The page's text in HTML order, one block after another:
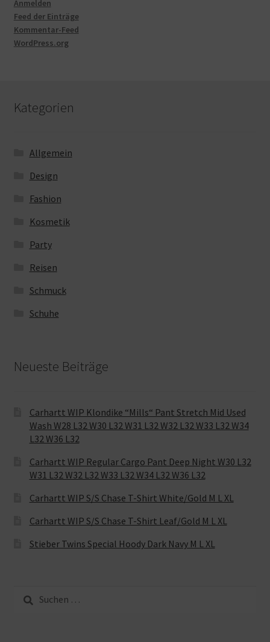
Anmelden
Feed der Einträge
Kommentar-Feed
WordPress.org
Kategorien
Allgemein
Design
Fashion
Kosmetik
Party
Reisen
Schmuck
Schuhe
Neueste Beiträge
Carhartt WIP Klondike “Mills“ Pant Stretch Mid Used
Wash W28 L32 W30 L32 W31 L32 W32 L32 W33 L32 W34
L32 W36 L32
Carhartt WIP Regular Cargo Pant Deep Night W30 L32
W31 L32 W32 L32 W33 L32 W34 L32 W36 L32
Carhartt WIP S/S Chase T-Shirt White/Gold M L XL
Carhartt WIP S/S Chase T-Shirt Leaf/Gold M L XL
Stieber Twins Special Hoody Dark Navy M L XL
Suche
nach: